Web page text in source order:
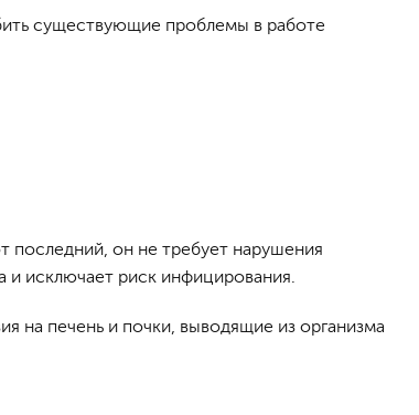
существующие проблемы в работе
последний, он не требует нарушения
исключает риск инфицирования.
на печень и почки, выводящие из организма